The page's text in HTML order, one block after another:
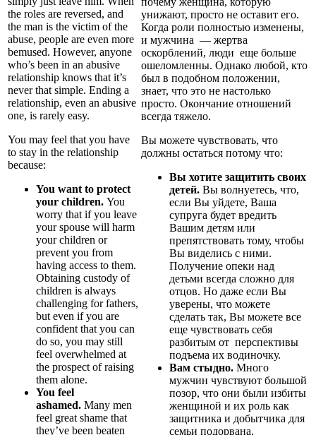
the roles are reversed, and
the man is the victim of the
abuse, people are even more
bemused. However, anyone
who’s been in an abusive
relationship knows that it’s
never that simple. Ending a
relationship, even an abusive
one, is rarely easy.
You may feel that you have
to stay in the relationship
because:
You want to protect
your children. You
worry that if you leave
your spouse will harm
your children or
prevent you from
having access to them.
Obtaining custody of
children is always
challenging for fathers,
but even if you are
confident that you can
do so, you may still
feel overwhelmed at
the prospect of raising
them alone.
You feel
ashamed. Many men
feel great shame that
they’ve been beaten
унижают, просто не оставит его.
Когда роли полностью изменены,
и мужчина — жертва
оскорблений, люди еще больше
ошеломленны. Однако любой, кто
был в подобном положении,
знает, что это не настолько
просто. Окончание отношений
всегда тяжело.
Вы можете чувствовать, что
должны остаться потому что:
Вы хотите защитить своих
детей. Вы волнуетесь, что,
если Вы уйдете, Ваша
супруга будет вредить
Вашим детям или
препятствовать тому, чтобы
Вы виделись с ними.
Получение опеки над
детьми всегда сложно для
отцов. Но даже если Вы
уверены, что можете
сделать так, Вы можете все
еще чувствовать себя
разбитым от перспективы
подъема их водиночку.
Вам стыдно. Много
мужчин чувствуют большой
позор, что они были избиты
женщиной и их роль как
защитника и добытчика для
семьи подорвана.